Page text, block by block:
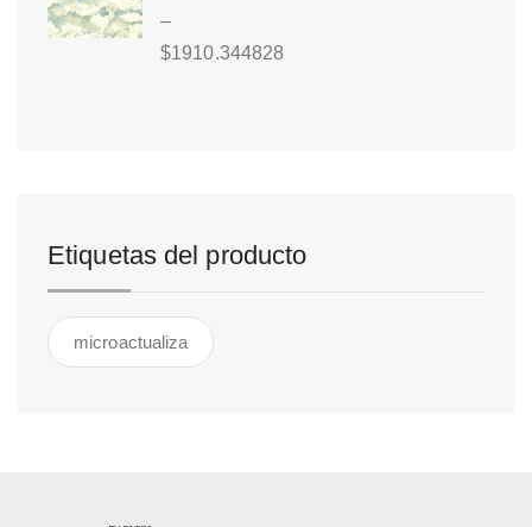
–
$1910.344828
Etiquetas del producto
microactualiza